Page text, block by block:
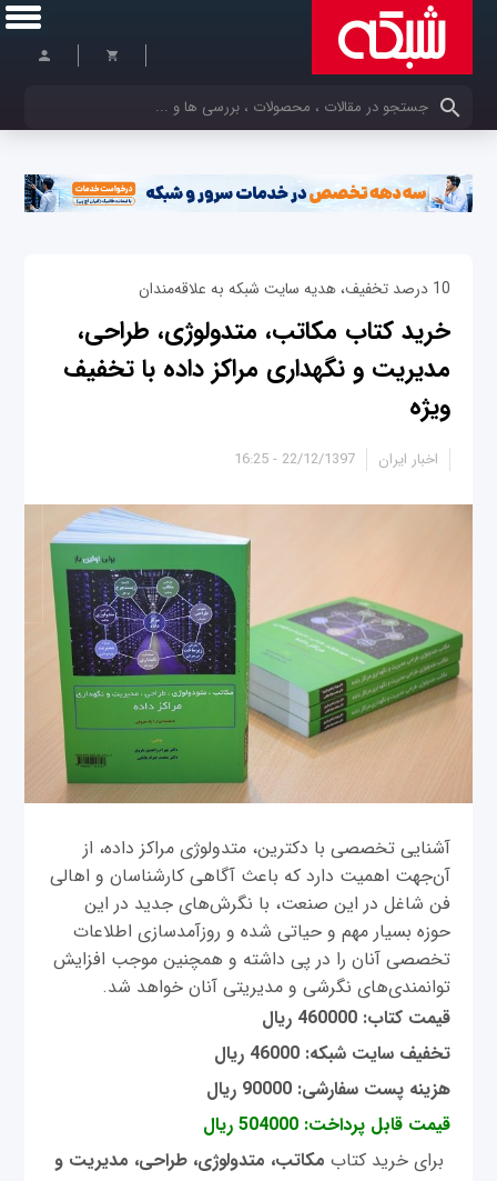
کلمات کلیدی خود را وارد کنید
10 درصد تخفیف، هدیه سایت شبکه به علاقه‌مندان
خرید کتاب مکاتب، متدولوژی، طراحی،
مدیریت و نگهداری مراکز داده با تخفیف
ویژه
22/12/1397 - 16:25 اخبار ایران
آشنایی تخصصی با دکترین، متدولوژی مراکز داده، از
آن‌جهت اهمیت دارد که باعث آگاهی کارشناسان و اهالی
فن شاغل در این صنعت، با نگرش‌های جدید در این
حوزه بسیار مهم و حیاتی شده و روزآمدسازی اطلاعات
تخصصی آنان را در پی داشته و همچنین موجب افزایش
توانمندی‌های نگرشی و مدیریتی آنان خواهد شد.
قیمت کتاب: 460000 ریال
تخفیف سایت شبکه: 46000 ریال
هزینه پست سفارشی: 90000 ریال
قیمت قابل پرداخت: 504000 ریال
برای خرید کتاب مکاتب، متدولوژی، طراحی، مدیریت و